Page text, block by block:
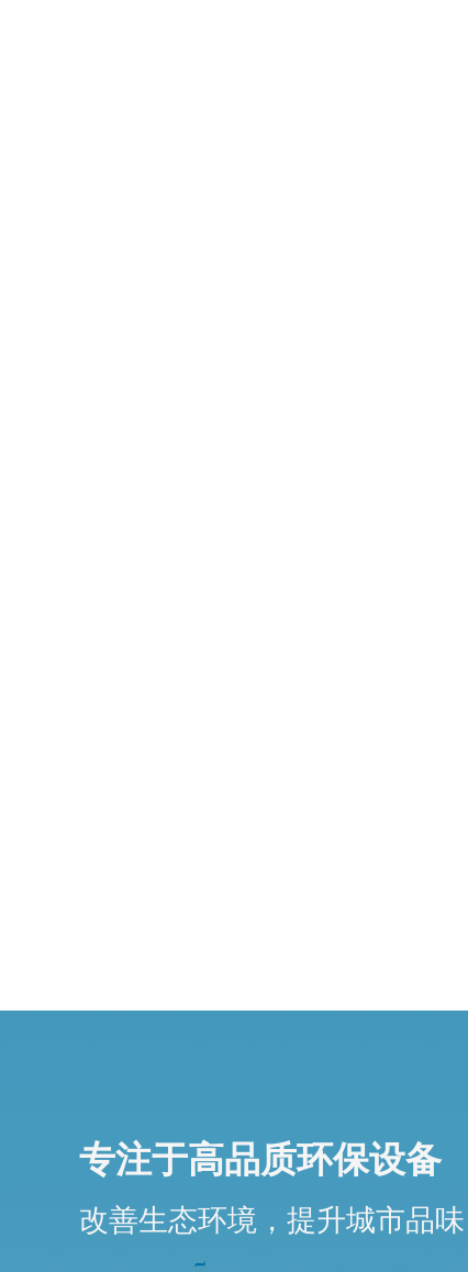
专注于高品质环保设备
改善生态环境，提升城市品味